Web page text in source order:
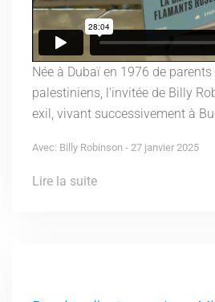
Née à Dubaï en 1976 de
palestiniens, l’invitée de Billy
exil, vivant successivement à
Avec: Billy Robinson - 27 janvier 2025
Lire la suite